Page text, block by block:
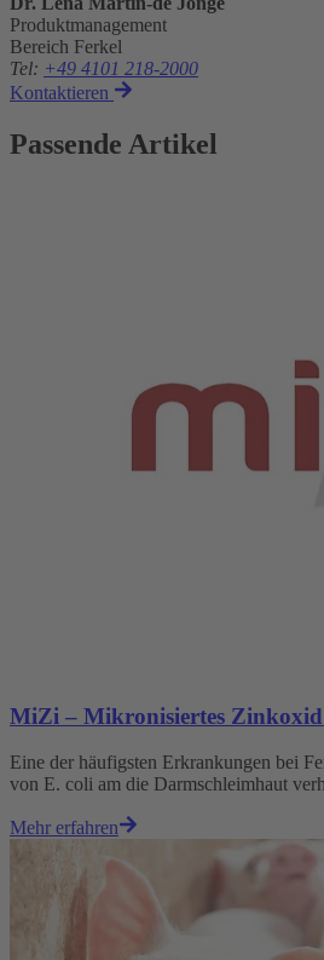
Produktmanagement
Bereich Ferkel
Tel: +49 4101 218-2000
Kontaktieren
Passende Artikel
MiZi – Mikronisiertes
Eine der häufigsten Erkrankungen bei
von E. coli am die Darmschleimhaut
Mehr erfahren